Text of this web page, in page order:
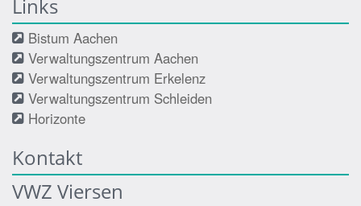
Links
Bistum Aachen
Verwaltungszentrum Aachen
Verwaltungszentrum Erkelenz
Verwaltungszentrum Schleiden
Horizonte
Kontakt
VWZ Viersen